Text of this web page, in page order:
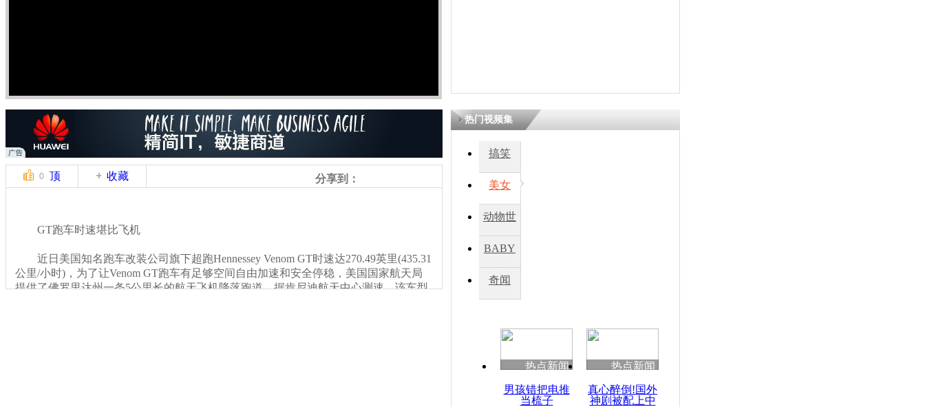
0 顶 收藏 分享到：
GT跑车时速堪比飞机
近日美国知名跑车改装公司旗下超跑Hennessey Venom GT时速达270.49英里(435.31
公里/小时)，为了让Venom GT跑车有足够空间自由加速和安全停稳，美国国家航天局
提供了佛罗里达州一条5公里长的航天飞机降落跑道。据肯尼迪航天中心测速，该车型
热门视频集
搞笑
美女
动物世
BABY
秀
奇闻
热点新闻
男孩错把电推
当梳子
热点新闻
真心醉倒!国外
神剧被配上中